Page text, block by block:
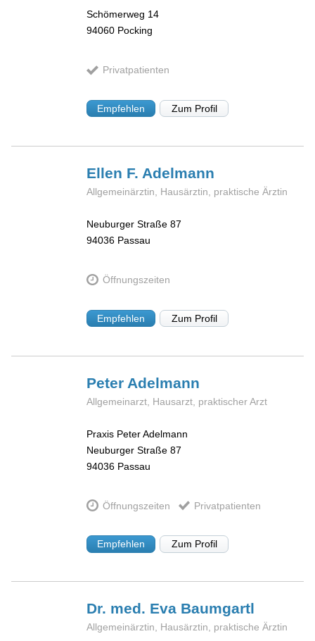
Schömerweg 14
94060 Pocking
Privatpatienten
Empfehlen Zum Profil
Ellen F. Adelmann
Allgemeinärztin, Hausärztin, praktische Ärztin
Neuburger Straße 87
94036 Passau
Öffnungszeiten
Empfehlen Zum Profil
Peter Adelmann
Allgemeinarzt, Hausarzt, praktischer Arzt
Praxis Peter Adelmann
Neuburger Straße 87
94036 Passau
Öffnungszeiten Privatpatienten
Empfehlen Zum Profil
Dr. med. Eva Baumgartl
Allgemeinärztin, Hausärztin, praktische Ärztin